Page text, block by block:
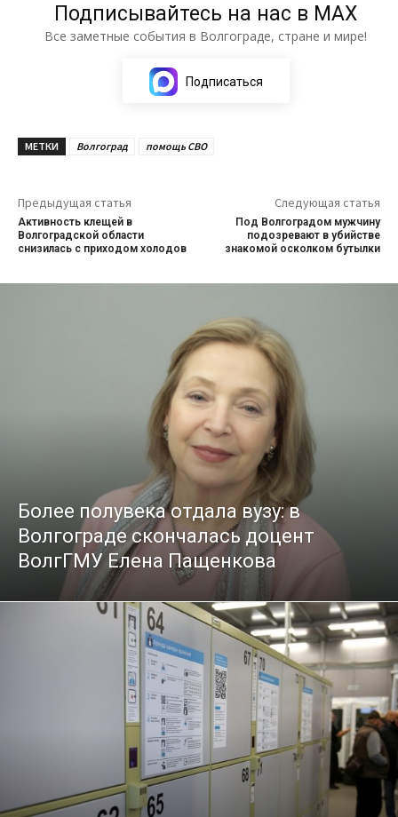
Подписывайтесь на нас в МАХ
Все заметные события в Волгограде, стране и мире!
Подписаться
МЕТКИ Волгоград помощь СВО
Предыдущая статья
Активность клещей в
Волгоградской области
снизилась с приходом холодов
Следующая статья
Под Волгоградом мужчину
подозревают в убийстве
знакомой осколком бутылки
Более полувека отдала вузу: в
Волгограде скончалась доцент
ВолгГМУ Елена Пащенкова